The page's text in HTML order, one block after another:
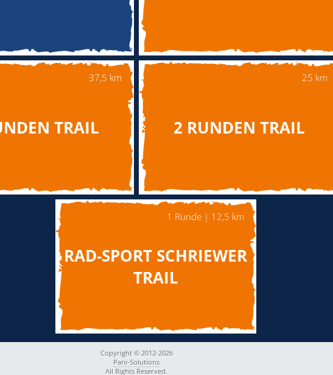
TRAIL
37,5 km
2 RUNDEN TRAIL
25 km
RAD-SPORT SCHRIEWER
TRAIL
1 Runde | 12,5 km
Copyright © 2012-2026
Pani-Solutions
All Rights Reserved.